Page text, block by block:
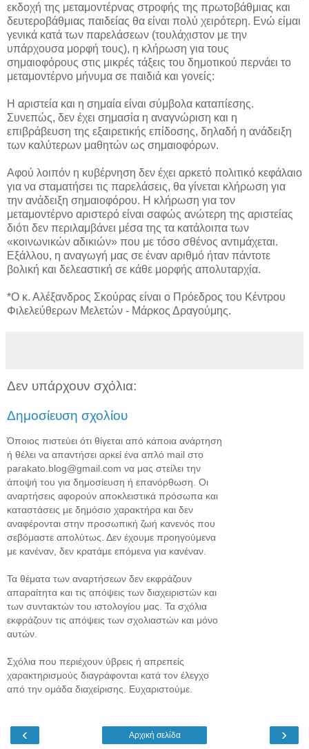
εκδοχή της μεταμοντέρνας στροφής της πρωτοβάθμιας και
δευτεροβάθμιας παιδείας θα είναι πολύ χειρότερη. Ενώ είμαι
γενικά κατά των παρελάσεων (τουλάχιστον με την
υπάρχουσα μορφή τους), η κλήρωση για τους
σημαιοφόρους στις μικρές τάξεις του δημοτικού περνάει το
μεταμοντέρνο μήνυμα σε παιδιά και γονείς:
Η αριστεία και η σημαία είναι σύμβολα καταπίεσης.
Συνεπώς, δεν έχει σημασία η αναγνώριση και η
επιβράβευση της εξαιρετικής επίδοσης, δηλαδή η ανάδειξη
των καλύτερων μαθητών ως σημαιοφόρων.
Αφού λοιπόν η κυβέρνηση δεν έχει αρκετό πολιτικό κεφάλαιο
για να σταματήσει τις παρελάσεις, θα γίνεται κλήρωση για
την ανάδειξη σημαιοφόρου. Η κλήρωση για τον
μεταμοντέρνο αριστερό είναι σαφώς ανώτερη της αριστείας
διότι δεν περιλαμβάνει μέσα της τα κατάλοιπα των
«κοινωνικών αδικιών» που με τόσο σθένος αντιμάχεται.
Εξάλλου, η αναγωγή μας σε έναν αριθμό ήταν πάντοτε
βολική και δελεαστική σε κάθε μορφής απολυταρχία.
*Ο κ. Αλέξανδρος Σκούρας είναι ο Πρόεδρος του Κέντρου
Φιλελεύθερων Μελετών - Μάρκος Δραγούμης.
Δεν υπάρχουν σχόλια:
Δημοσίευση σχολίου
Όποιος πιστεύει ότι θίγεται από κάποια ανάρτηση
ή θέλει να απαντήσει αρκεί ένα απλό mail στο
parakato.blog@gmail.com να μας στείλει την
άποψή του για δημοσίευση ή επανόρθωση. Οι
αναρτήσεις αφορούν αποκλειστικά πρόσωπα και
καταστάσεις με δημόσιο χαρακτήρα και δεν
αναφέρονται στην προσωπική ζωή κανενός που
σεβόμαστε απολύτως. Δεν έχουμε προηγούμενα
με κανέναν, δεν κρατάμε επόμενα για κανέναν.
Τα θέματα των αναρτήσεων δεν εκφράζουν
απαραίτητα και τις απόψεις των διαχειριστών και
των συντακτών του ιστολογίου μας. Τα σχόλια
εκφράζουν τις απόψεις των σχολιαστών και μόνο
αυτών.
Σχόλια που περιέχουν ύβρεις ή απρεπείς
χαρακτηρισμούς διαγράφονται κατά τον έλεγχο
από την ομάδα διαχείρισης. Ευχαριστούμε.
‹ ›
Αρχική σελίδα